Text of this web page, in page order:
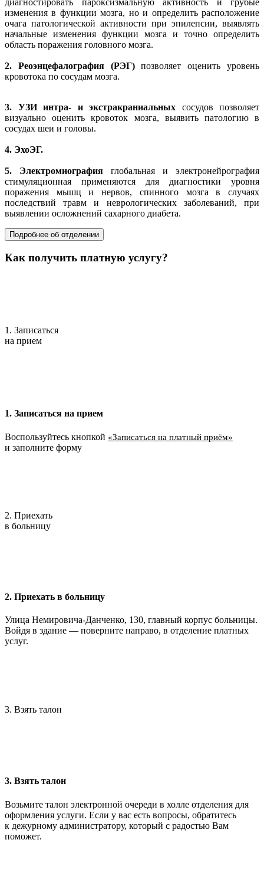
изменения в функции мозга, но и определить расположение
очага патологической активности при эпилепсии, выявлять
начальные изменения функции мозга и точно определить
область поражения головного мозга.
2. Реоэнцефалография (РЭГ)позволяет оценить уровень
кровотока по сосудам мозга.
3. УЗИ интра- и экстракраниальных сосудов позволяет
визуально оценить кровоток мозга, выявить патологию в
сосудах шеи и головы.
4. ЭхоЭГ.
5. Электромиография глобальная и электронейрография
стимуляционная применяются для диагностики уровня
поражения мышц и нервов, спинного мозга в случаях
последствий травм и неврологических заболеваний, при
выявлении осложнений сахарного диабета.
Подробнее об отделении
Как получить платную услугу?
1. Записаться
на прием
1. Записаться на прием
Воспользуйтесь кнопкой «Записаться на платный приём»
и заполните форму
2. Приехать
в больницу
2. Приехать в больницу
Улица Немировича-Данченко, 130, главный корпус больницы.
Войдя в здание — поверните направо, в отделение платных
услуг.
3. Взять талон
3. Взять талон
Возьмите талон электронной очереди в холле отделения для
оформления услуги. Если у вас есть вопросы, обратитесь
к дежурному администратору, который с радостью Вам
поможет.